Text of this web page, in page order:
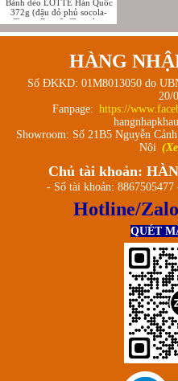
Bánh dẻo LOTTE Hàn Quốc
372g (đậu đỏ phủ socola-
Chewy Rice & Chocolate
Myoung Ga Chaldduck Pie)
HÀNG
Số ĐKKD: 01M8013050 do
20/
Fanpage: https://
Showroom: Số 21B5 Nguyễn
Nội
Chủ tài khoản:
- Số tài khoản:
Hotline/
QUÉT